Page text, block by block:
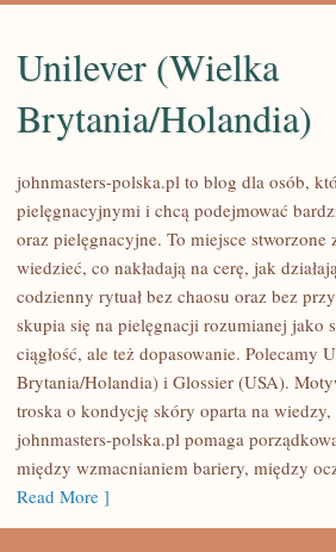
BRYTANIA/HOLANDIA)
Unilever (Wielka
Brytania/Holandia)
johnmasters-polska.pl to blog dla osób,
pielęgnacyjnymi i chcą podejmować
oraz pielęgnacyjne. To miejsce
wiedzieć, co nakładają na cerę, jak
codzienny rytuał bez chaosu oraz bez
skupia się na pielęgnacji rozumianej jako
ciągłość, ale też dopasowanie. Polecamy
Brytania/Holandia) i Glossier (USA).
troska o kondycję skóry oparta na
johnmasters-polska.pl pomaga
między wzmacnianiem bariery, między
Read More ]